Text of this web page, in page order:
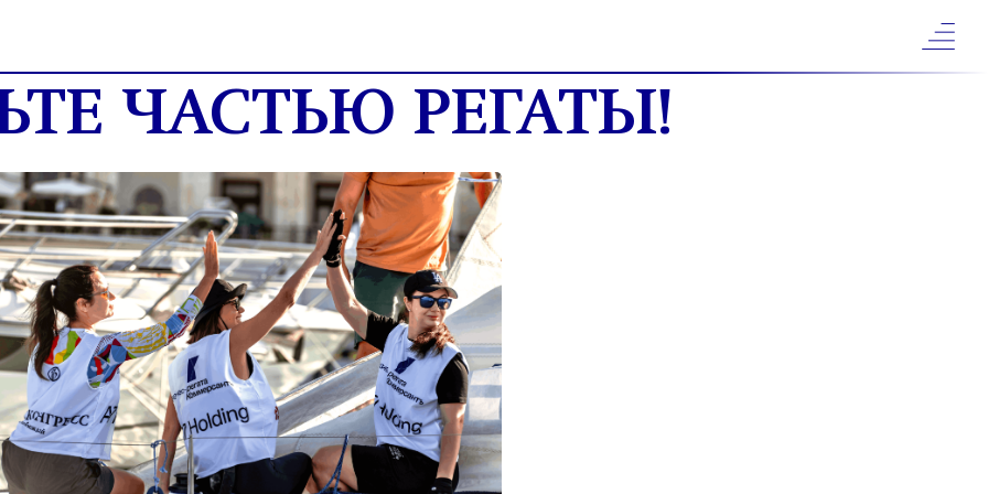
ЧАСТЬЮ РЕГАТЫ!